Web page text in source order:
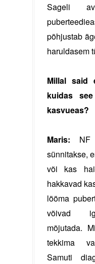
Sageli
põhjustab
haruldasem
Millal said
kuidas
kasvueas?
Maris: NF
sünnitakse,
või kas
hakkavad
lööma
võivad
mõjutada.
tekkima
Samuti